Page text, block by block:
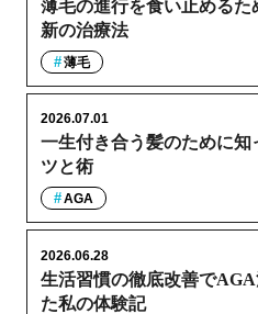
薄毛の進行を食い止める
新の治療法
薄毛
一生付き合う髪のために知
ツと術
2026.07.01
AGA
生活習慣の徹底改善で
た私の体験記
2026.06.28